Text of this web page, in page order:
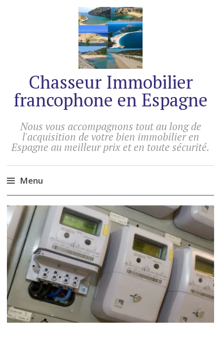
Chasseur Immobilier
francophone en Espagne
Nous vous accompagnons tout au long de
l'acquisition de votre bien immobilier en
Espagne au meilleur prix et en toute sécurité.
Menu
Accéder
au
contenu